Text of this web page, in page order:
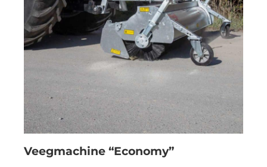
Veegmachine “Economy”